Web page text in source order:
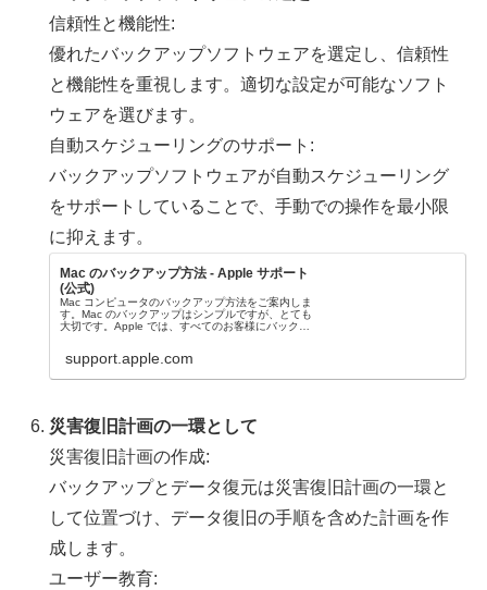
信頼性と機能性:
優れたバックアップソフトウェアを選定し、信頼性
と機能性を重視します。適切な設定が可能なソフト
ウェアを選びます。
自動スケジューリングのサポート:
バックアップソフトウェアが自動スケジューリング
をサポートしていることで、手動での操作を最小限
に抑えます。
Mac のバックアップ方法 - Apple サポート
(公式)
Mac コンピュータのバックアップ方法をご案内しま
す。Mac のバックアップはシンプルですが、とても
大切です。Apple では、すべてのお客様にバックア
support.apple.com
災害復旧計画の一環として
災害復旧計画の作成:
バックアップとデータ復元は災害復旧計画の一環と
して位置づけ、データ復旧の手順を含めた計画を作
成します。
ユーザー教育: